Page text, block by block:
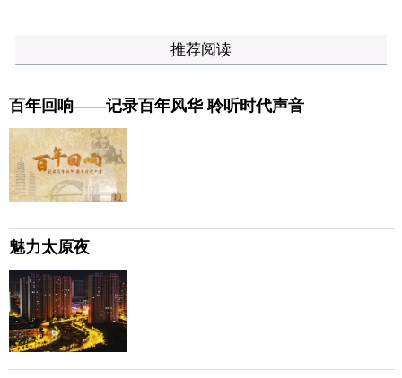
推荐阅读
百年回响——记录百年风华 聆听时代声音
魅力太原夜